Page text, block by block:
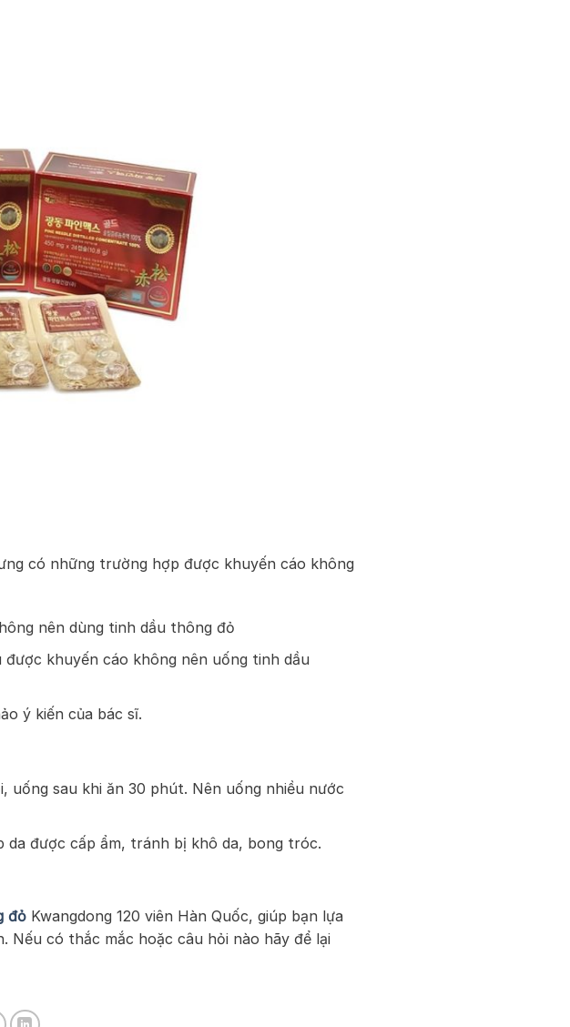
có những trường hợp được khuyến cáo không
nên dùng tinh dầu thông đỏ
khuyến cáo không nên uống tinh dầu
ý kiến của bác sĩ.
uống sau khi ăn 30 phút. Nên uống nhiều nước
da được cấp ẩm, tránh bị khô da, bong tróc.
đỏ Kwangdong 120 viên Hàn Quốc, giúp bạn lựa
Nếu có thắc mắc hoặc câu hỏi nào hãy để lại